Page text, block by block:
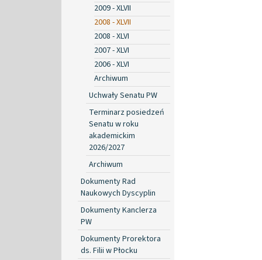
2009 - XLVII
2008 - XLVII
2008 - XLVI
2007 - XLVI
2006 - XLVI
Archiwum
Uchwały Senatu PW
Terminarz posiedzeń
Senatu w roku
akademickim
2026/2027
Archiwum
Dokumenty Rad
Naukowych Dyscyplin
Dokumenty Kanclerza
PW
Dokumenty Prorektora
ds. Filii w Płocku